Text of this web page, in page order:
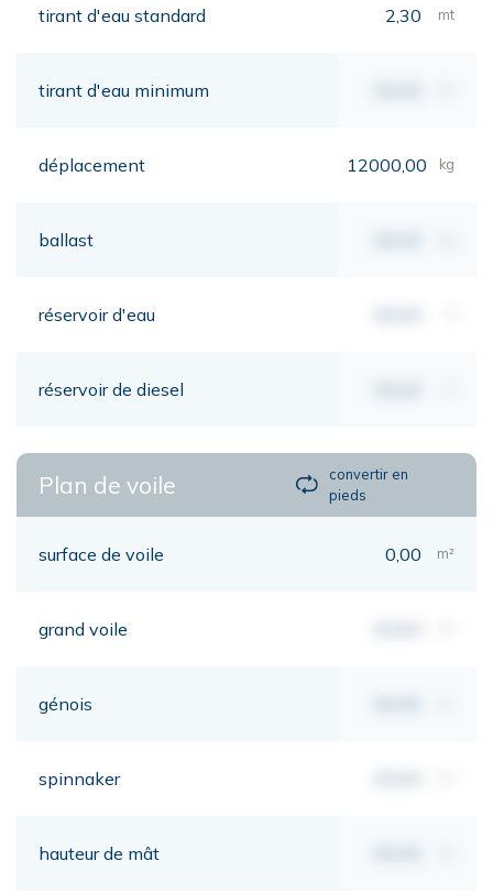
tirant d'eau standard 2,30 mt
tirant d'eau minimum
déplacement 12000,00 kg
ballast
réservoir d'eau
réservoir de diesel
Plan de voile
convertir en
pieds
surface de voile 0,00 m²
grand voile
génois
spinnaker
hauteur de mât